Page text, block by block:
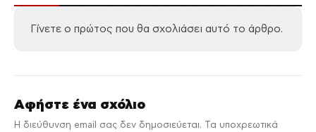
Γίνετε ο πρώτος που θα σχολιάσει αυτό το άρθρο.
Αφήστε ένα σχόλιο
Η διεύθυνση email σας δεν δημοσιεύεται. Τα υποχρεωτικά